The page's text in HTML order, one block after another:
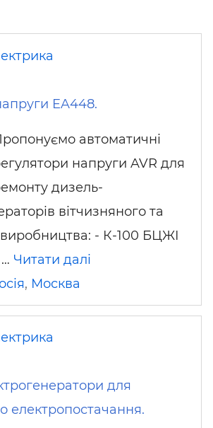
EA448.
автоматичні
напруги AVR для
дизель-
вітчизняного та
- К-100 БЦЖІ
Читати далі
, Москва
для
електропостачання.